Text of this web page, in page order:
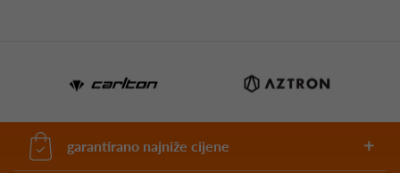
garantirano najniže cijene